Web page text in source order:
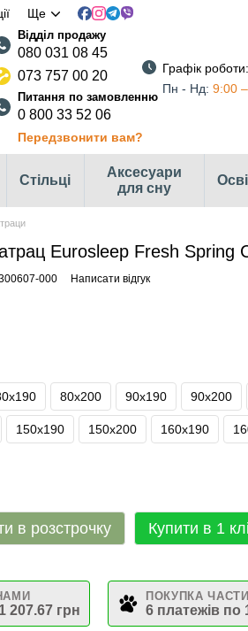
Ще
080 031 08 45
073 757 00 20
0 800 33 52 06
Передзвонити вам?
Графік роботи:
Пн - Нд:9:00
Стільці
Аксесуари
для сну
Eurosleep Fresh Spring
000 Написати відгук
80х200 90х190 90х200
150х190 150х200 160х190
в розстрочку Купити в 1
207.67 грн
ПОКУПКА
6 платежів по